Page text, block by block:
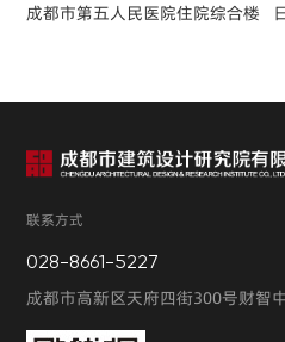
成都市第五人民医院住院综合楼
联系方式
028-8661-5227
成都市高新区天府四街300号财智